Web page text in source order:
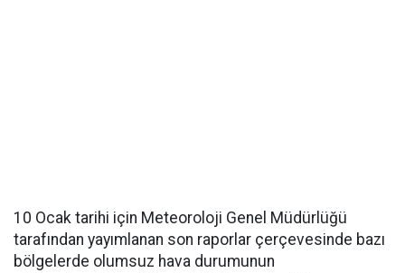
10 Ocak tarihi için Meteoroloji Genel Müdürlüğü
tarafından yayımlanan son raporlar çerçevesinde bazı
bölgelerde olumsuz hava durumunun